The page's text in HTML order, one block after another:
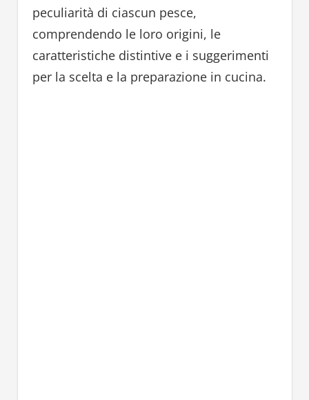
peculiarità di ciascun pesce,
comprendendo le loro origini, le
caratteristiche distintive e i suggerimenti
per la scelta e la preparazione in cucina.